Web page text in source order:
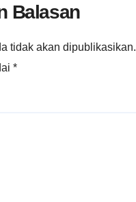
Balasan
tidak akan dipublikasikan.
*